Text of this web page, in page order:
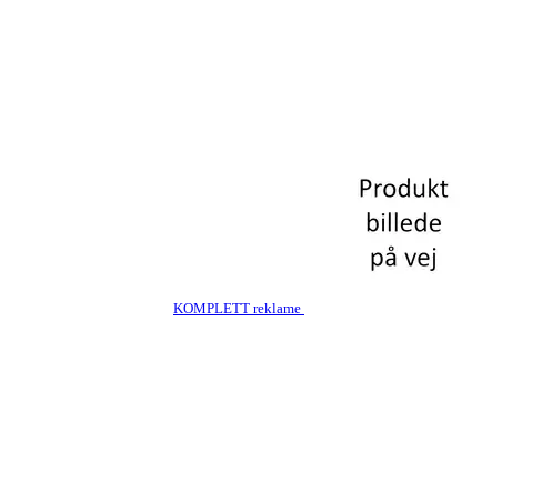
KOMPLETT reklame